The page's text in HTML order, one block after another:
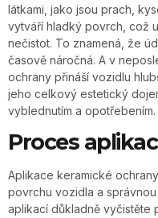
látkami, jako jsou prach,
vytváří hladký povrch, což
nečistot. To znamená, že
časově náročná. A v
ochrany přináší vozidlu
jeho celkový estetický
vyblednutím a opotřebením.
Proces
Aplikace keramické
povrchu vozidla a
aplikací důkladně vyčistěte